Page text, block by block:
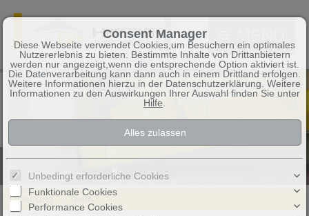
Über uns Team
Consent Manager
Diese Webseite verwendet Cookies,um Besuchern ein optimales
Nutzererlebnis zu bieten. Bestimmte Inhalte von Drittanbietern
werden nur angezeigt,wenn die entsprechende Option aktiviert ist.
Die Datenverarbeitung kann dann auch in einem Drittland erfolgen.
Weitere Informationen hierzu in der Datenschutzerklärung. Weitere
Informationen zu den Auswirkungen Ihrer Auswahl finden Sie unter
Hilfe
Unbedingt erforderliche Cookies
Funktionale Cookies
Performance Cookies